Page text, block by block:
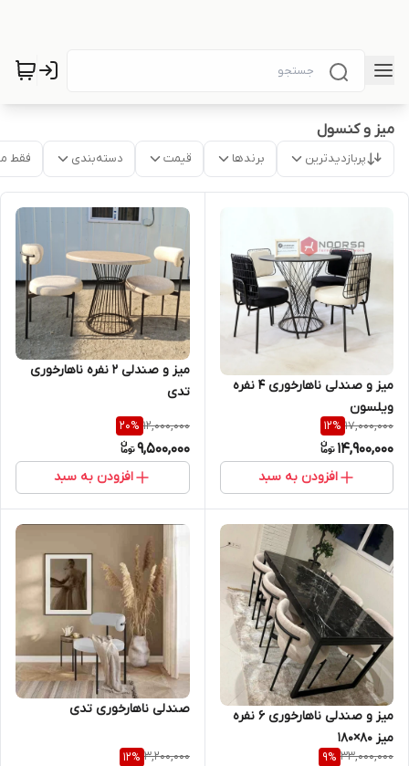
میز و کنسول
پربازدیدترین برندها قیمت دسته‌بندی فقط
میز و صندلی ناهارخوری 4 نفره
ویلسون
17,000,000
12%
14,900,000
افزودن به سبد
میز و صندلی 2 نفره ناهارخوری
تدی
12,000,000
20%
9,500,000
افزودن به سبد
میز و صندلی ناهارخوری ۶ نفره
میز ۸۰×۱۸۰
33,000,000
9%
صندلی ناهارخوری تدی
3,200,000
12%